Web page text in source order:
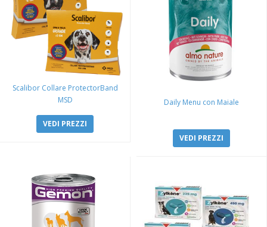
Scalibor Collare ProtectorBand
MSD
VEDI PREZZI
Daily Menu con Maiale
VEDI PREZZI